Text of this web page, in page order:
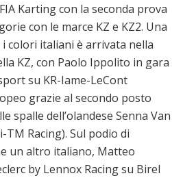
Karting con la seconda prova
con le marce KZ e KZ2. Una
colori italiani è arrivata nella
KZ, con Paolo Ippolito in gara
su KR-Iame-LeCont
grazie al secondo posto
spalle dell’olandese Senna Van
Racing). Sul podio di
un altro italiano, Matteo
by Lennox Racing su Birel